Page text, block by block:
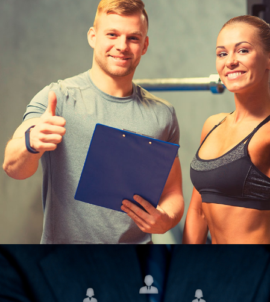
ЮКИОР
ПРОФЕССИОНАЛЬНЫЙ
ТРЕНЕРСКИЙ СОСТАВ
Узнать больше
ЮКИОР